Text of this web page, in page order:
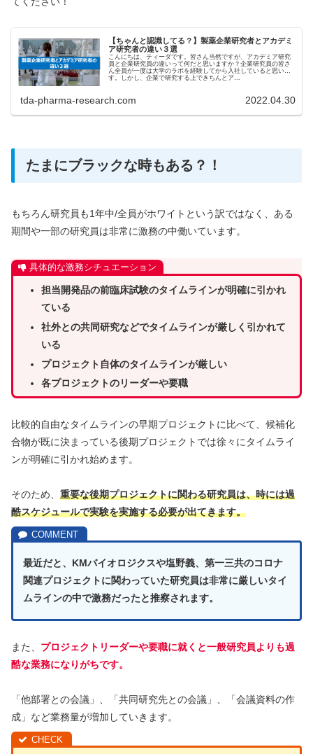
【ちゃんと認識してる？】製薬企業研究者とアカデミ
ア研究者の違い３選
こんにちは、ティーダです。皆さん当然ですが、アカデミア研究
員と企業研究員の違いって何だと思いますか？企業研究員の皆さ
ん全員が一度は大学のラボを経験してから入社していると思いま
す。しかし、企業で研究する上できちんとア...
tda-pharma-research.com 2022.04.30
たまにブラックな時もある？！
もちろん研究員も1年中/全員がホワイトという訳ではなく、ある
期間や一部の研究員は非常に激務の中働いています。
具体的な激務シチュエーション
担当開発品の前臨床試験のタイムラインが明確に引かれ
ている
社外との共同研究などでタイムラインが厳しく引かれて
いる
プロジェクト自体のタイムラインが厳しい
各プロジェクトのリーダーや要職
比較的自由なタイムラインの早期プロジェクトに比べて、候補化
合物が既に決まっている後期プロジェクトでは徐々にタイムライ
ンが明確に引かれ始めます。
そのため、 重要な後期プロジェクトに関わる研究員は、時には過
酷スケジュールで実験を実施する必要が出てきます。
最近だと、KMバイオロジクスや塩野義、第一三共のコロナ
関連プロジェクトに関わっていた研究員は非常に厳しいタイ
ムラインの中で激務だったと推察されます。
また、 プロジェクトリーダーや要職に就くと一般研究員よりも過
酷な業務になりがちです。
「他部署との会議」、「共同研究先との会議」、「会議資料の作
成」など業務量が増加していきます。